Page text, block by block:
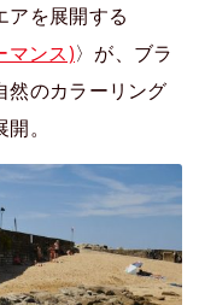
アを展開する
マンス)〉が、ブラ
然のカラーリング
。